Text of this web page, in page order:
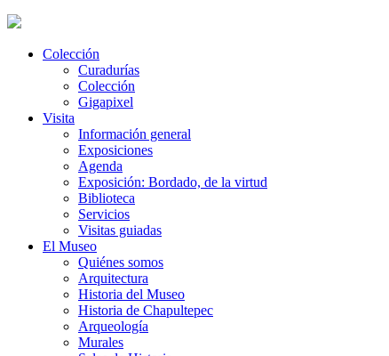
Colección
Curadurías
Colección
Gigapixel
Visita
Información general
Exposiciones
Agenda
Exposición: Bordado, de la virtud
Biblioteca
Servicios
Visitas guiadas
El Museo
Quiénes somos
Arquitectura
Historia del Museo
Historia de Chapultepec
Arqueología
Murales